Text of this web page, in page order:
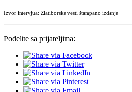
Izvor intervjua: Zlatiborske vesti štampano izdanje
Podelite sa prijateljima: